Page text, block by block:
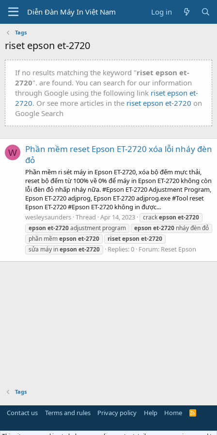
Diễn Đàn Máy In Việt Nam Log in
Tags
riset epson et-2720
If no results matching the keyword "riset epson et-
2720". are found. You can search for our information
through Google using the following link riset epson et-
2720. Or see more articles in the riset epson et-2720 on
Google Search
W
Phần mềm reset Epson ET-2720 xóa lỗi nháy đèn
đỏ
Phần mềm ri sét máy in Epson ET-2720, xóa bộ đếm mực thải,
reset bộ đếm từ 100% về 0% để máy in Epson ET-2720 không còn
lỗi đèn đỏ nhấp nháy nữa. #Epson ET-2720 Adjustment Program,
Epson ET-2720 adjprog, Epson ET-2720 adjprog.exe #Tool reset
Epson ET-2720 #Epson ET-2720 không in được...
wesleysaunders Thread Apr 14, 2023 crackepson et-2720
epson et-2720adjustment program epson et-2720 nháy đèn đỏ
phần mềmepson et-2720 risetepson et-2720
sửa máy inepson et-2720 Replies: 0 Forum: Reset Epson
Tags
Contact us Terms and rules Privacy policy Help Home
R